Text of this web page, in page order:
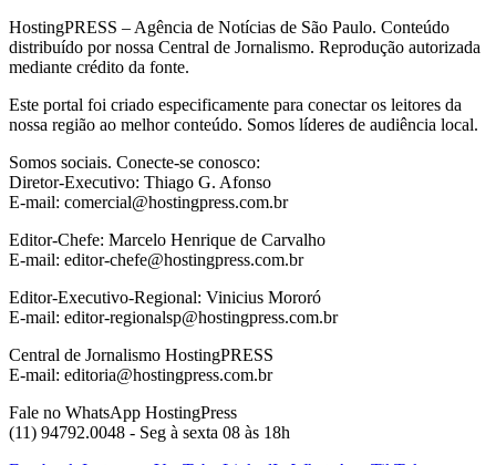
HostingPRESS – Agência de Notícias de São Paulo. Conteúdo
distribuído por nossa Central de Jornalismo. Reprodução autorizada
mediante crédito da fonte.
Este portal foi criado especificamente para conectar os leitores da
nossa região ao melhor conteúdo. Somos líderes de audiência local.
Somos sociais. Conecte-se conosco:
Diretor-Executivo: Thiago G. Afonso
E-mail: comercial@hostingpress.com.br
Editor-Chefe: Marcelo Henrique de Carvalho
E-mail: editor-chefe@hostingpress.com.br
Editor-Executivo-Regional: Vinicius Mororó
E-mail: editor-regionalsp@hostingpress.com.br
Central de Jornalismo HostingPRESS
E-mail: editoria@hostingpress.com.br
Fale no WhatsApp HostingPress
(11) 94792.0048 - Seg à sexta 08 às 18h